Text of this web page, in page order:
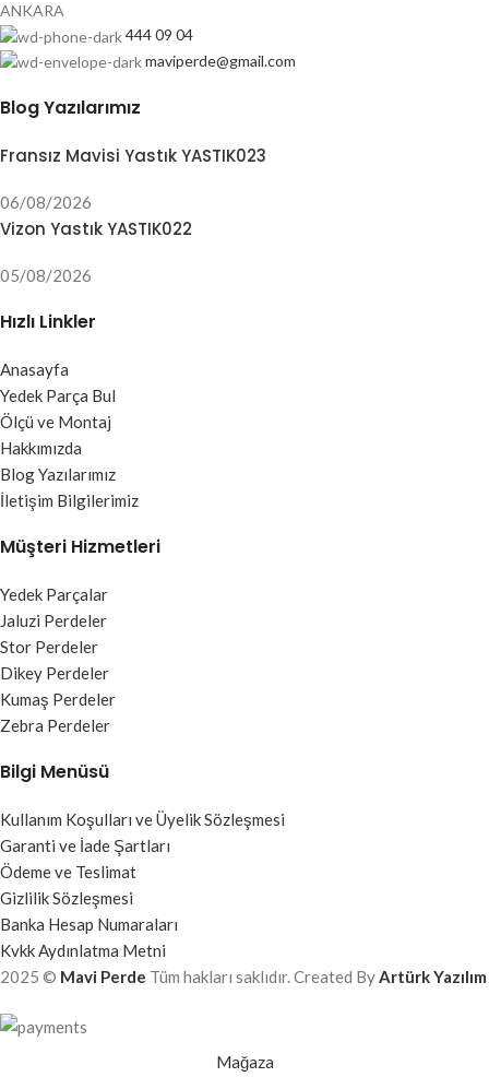
ANKARA
444 09 04
maviperde@gmail.com
Blog Yazılarımız
Fransız Mavisi Yastık YASTIK023
06/08/2026
Vizon Yastık YASTIK022
05/08/2026
Hızlı Linkler
Anasayfa
Yedek Parça Bul
Ölçü ve Montaj
Hakkımızda
Blog Yazılarımız
İletişim Bilgilerimiz
Müşteri Hizmetleri
Yedek Parçalar
Jaluzi Perdeler
Stor Perdeler
Dikey Perdeler
Kumaş Perdeler
Zebra Perdeler
Bilgi Menüsü
Kullanım Koşulları ve Üyelik Sözleşmesi
Garanti ve İade Şartları
Ödeme ve Teslimat
Gizlilik Sözleşmesi
Banka Hesap Numaraları
Kvkk Aydınlatma Metni
2025 © Mavi Perde Tüm hakları saklıdır. Created ByArtürk Yazılım
Mağaza